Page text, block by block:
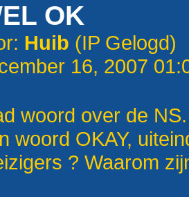
OK
Huib (IP Gelogd)
16, 2007
woord over de NS.
woord OKAY,
? Waarom